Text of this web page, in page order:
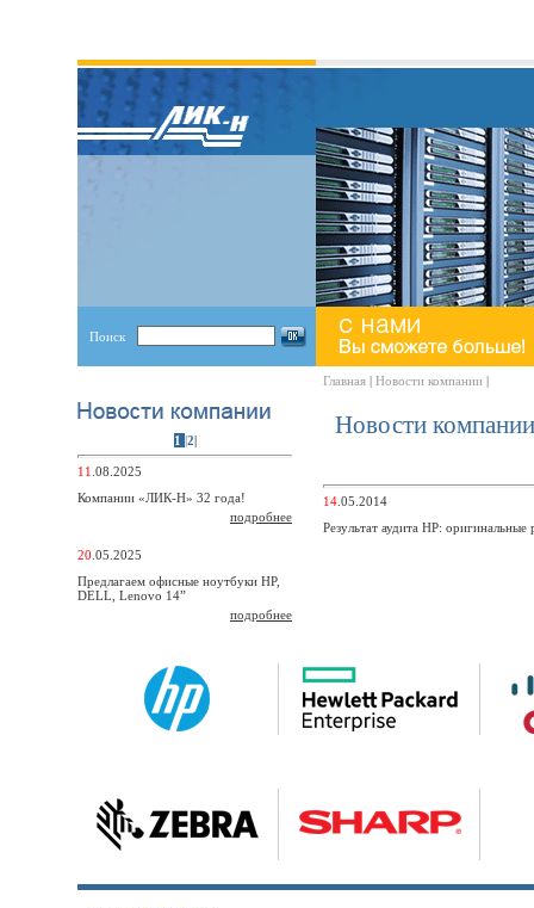
Поиск
1 |2|
11 .08.2025
Компании «ЛИК-Н» 32 года!
подробнее
20 .05.2025
Предлагаем офисные ноутбуки HP,
DELL, Lenovo 14”
подробнее
Главная | Новости компании |
Новости компании
14 .05.2014
Результат аудита HP: